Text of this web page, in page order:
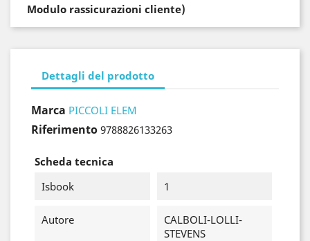
Modulo rassicurazioni cliente)
Dettagli del prodotto
Marca PICCOLI ELEM
Riferimento 9788826133263
Scheda tecnica
Isbook
1
Autore
CALBOLI-LOLLI-
STEVENS